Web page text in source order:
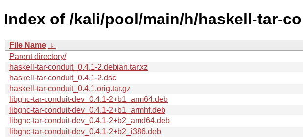
Index of /kali/pool/main/h/haskell-tar-
File Name ↓
Parent directory/
haskell-tar-conduit_0.4.1-2.debian.tar.xz
haskell-tar-conduit_0.4.1-2.dsc
haskell-tar-conduit_0.4.1.orig.tar.gz
libghc-tar-conduit-dev_0.4.1-2+b1_arm64.deb
libghc-tar-conduit-dev_0.4.1-2+b1_armhf.deb
libghc-tar-conduit-dev_0.4.1-2+b2_amd64.deb
libghc-tar-conduit-dev_0.4.1-2+b2_i386.deb